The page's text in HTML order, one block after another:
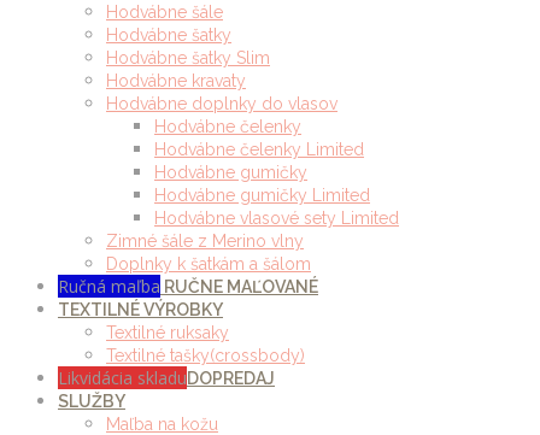
Hodvábne šále
Hodvábne šatky
Hodvábne šatky Slim
Hodvábne kravaty
Hodvábne doplnky do vlasov
Hodvábne čelenky
Hodvábne čelenky Limited
Hodvábne gumičky
Hodvábne gumičky Limited
Hodvábne vlasové sety Limited
Zimné šále z Merino vlny
Doplnky k šatkám a šálom
Ručná maľba RUČNE MAĽOVANÉ
TEXTILNÉ VÝROBKY
Textilné ruksaky
Textilné tašky(crossbody)
Likvidácia skladuDOPREDAJ
SLUŽBY
Maľba na kožu